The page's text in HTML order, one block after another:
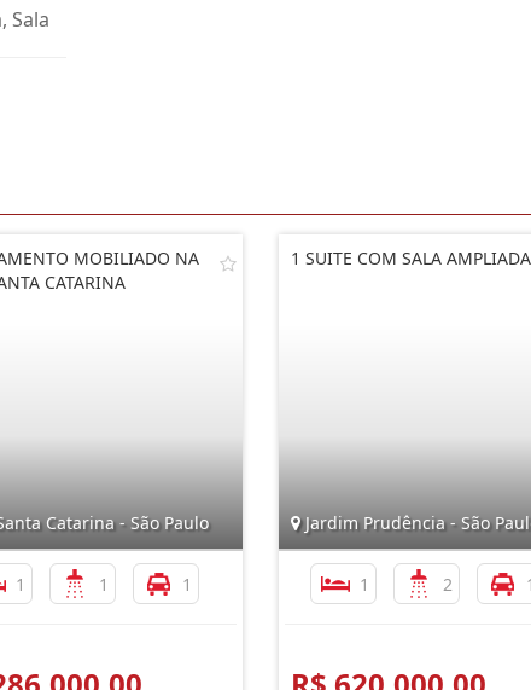
Sala
MOBILIADO NA
CATARINA
Catarina - São Paulo
1 1 1
1 SUITE COM SALA AMPLIADA
Jardim Prudência - São
1 2